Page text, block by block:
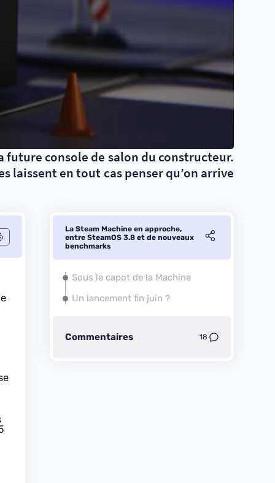
future console de salon du constructeur.
laissent en tout cas penser qu’on arrive
La Steam Machine en approche,
entre SteamOS 3.8 et de nouveaux
benchmarks
Sous le capot de la Machine
Un lancement fin juin ?
Commentaires 18